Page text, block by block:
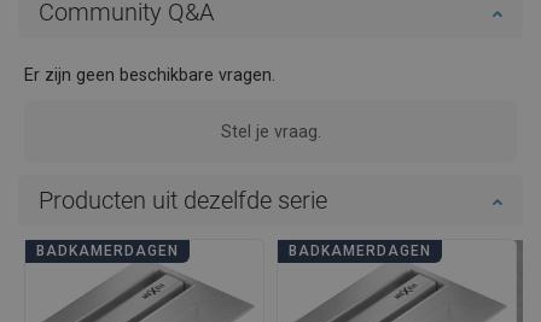
Community Q&A
Er zijn geen beschikbare vragen.
Stel je vraag.
Producten uit dezelfde serie
BADKAMERDAGEN BADKAMERDAGEN